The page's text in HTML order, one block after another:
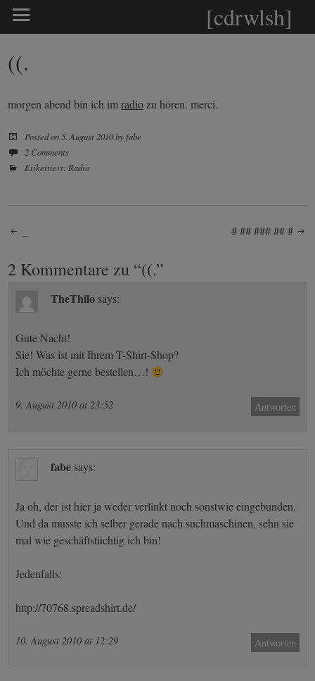
[cdrwlsh]
((.
morgen abend bin ich imradio zu hören. merci.
Posted on 5. August 2010by fabe
2 Comments
Etikettiert: Radio
Post
navigation
# ## ### ## #
2 Kommentare zu “((.”
TheThilo says:
Gute Nacht!
Sie! Was ist mit Ihrem T-Shirt-Shop?
Ich möchte gerne bestellen…!
Antworten
9. August 2010 at 23:52
fabe says:
Ja oh, der ist hier ja weder verlinkt noch sonstwie eingebunden.
Und da musste ich selber gerade nach suchmaschinen, sehn sie
mal wie geschäftstüchtig ich bin!
Jedenfalls:
http://70768.spreadshirt.de/
Antworten
10. August 2010 at 12:29